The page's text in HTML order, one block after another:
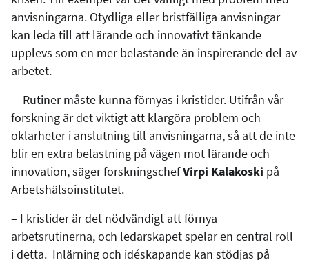
anvisningarna. Otydliga eller bristfälliga anvisningar
kan leda till att lärande och innovativt tänkande
upplevs som en mer belastande än inspirerande del av
arbetet.
– Rutiner måste kunna förnyas i kristider. Utifrån vår
forskning är det viktigt att klargöra problem och
oklarheter i anslutning till anvisningarna, så att de inte
blir en extra belastning på vägen mot lärande och
innovation, säger forskningschefVirpi Kalakoski på
Arbetshälsoinstitutet.
– I kristider är det nödvändigt att förnya
arbetsrutinerna, och ledarskapet spelar en central roll
i detta. Inlärning och idéskapande kan stödjas på